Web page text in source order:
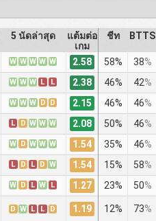
5 นัดล่าสุด
แต้มต่อ
เกม
ชีท BTTS
W W W W W 2.58 58% 38%
W W W L L 2.38 46% 42%
W W W D D 2.15 46% 46%
L D W W W 2.08 50% 46%
W D W W W 1.54 35% 46%
L D L D W 1.54 15% 58%
W D L W L 1.27 23% 50%
D W L L D 1.19 12% 73%